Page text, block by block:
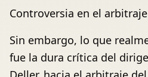
Controversia en el arbitraje
Sin embargo, lo que
fue la dura crítica del